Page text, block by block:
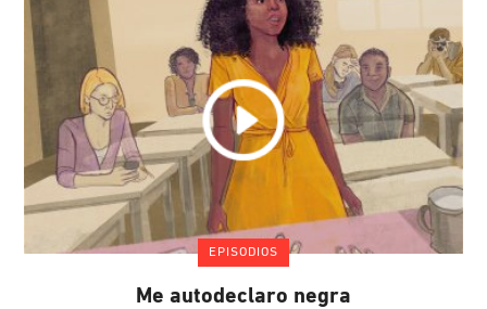
EPISODIOS
Me autodeclaro negra